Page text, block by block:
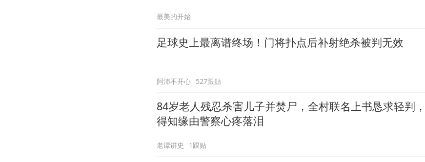
最美的开始
足球史上最离谱终场！门将扑点后补射绝杀被判无效
阿沛不开心 527跟贴
84岁老人残忍杀害儿子并焚尸，全村联名上书恳求轻判，
得知缘由警察心疼落泪
老谭讲史 1跟贴